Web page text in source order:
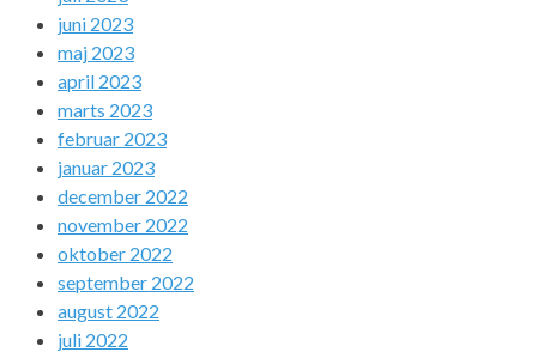
juni 2023
maj 2023
april 2023
marts 2023
februar 2023
januar 2023
december 2022
november 2022
oktober 2022
september 2022
august 2022
juli 2022